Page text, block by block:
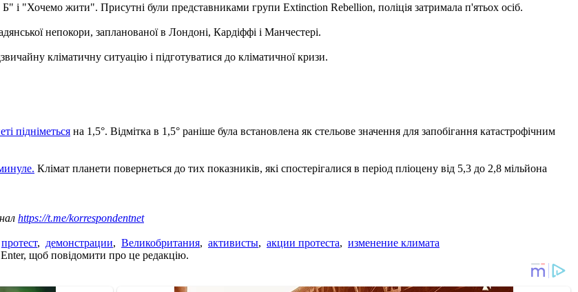
і "Хочемо жити". Присутні були представниками групи Extinction Rebellion, поліція затримала п'ятьох осіб.
непокори, запланованої в Лондоні, Кардіффі і Манчестері.
кліматичну ситуацію і підготуватися до кліматичної кризи.
підніметься на 1,5°. Відмітка в 1,5° раніше була встановлена ​​як стельове значення для запобігання катастрофічним
Клімат планети повернеться до тих показників, які спостерігалися в період пліоцену від 5,3 до 2,8 мільйона
https://t.me/korrespondentnet
протест, демонстрации, Великобритания, активисты, акции протеста, изменение климата
щоб повідомити про це редакцію.